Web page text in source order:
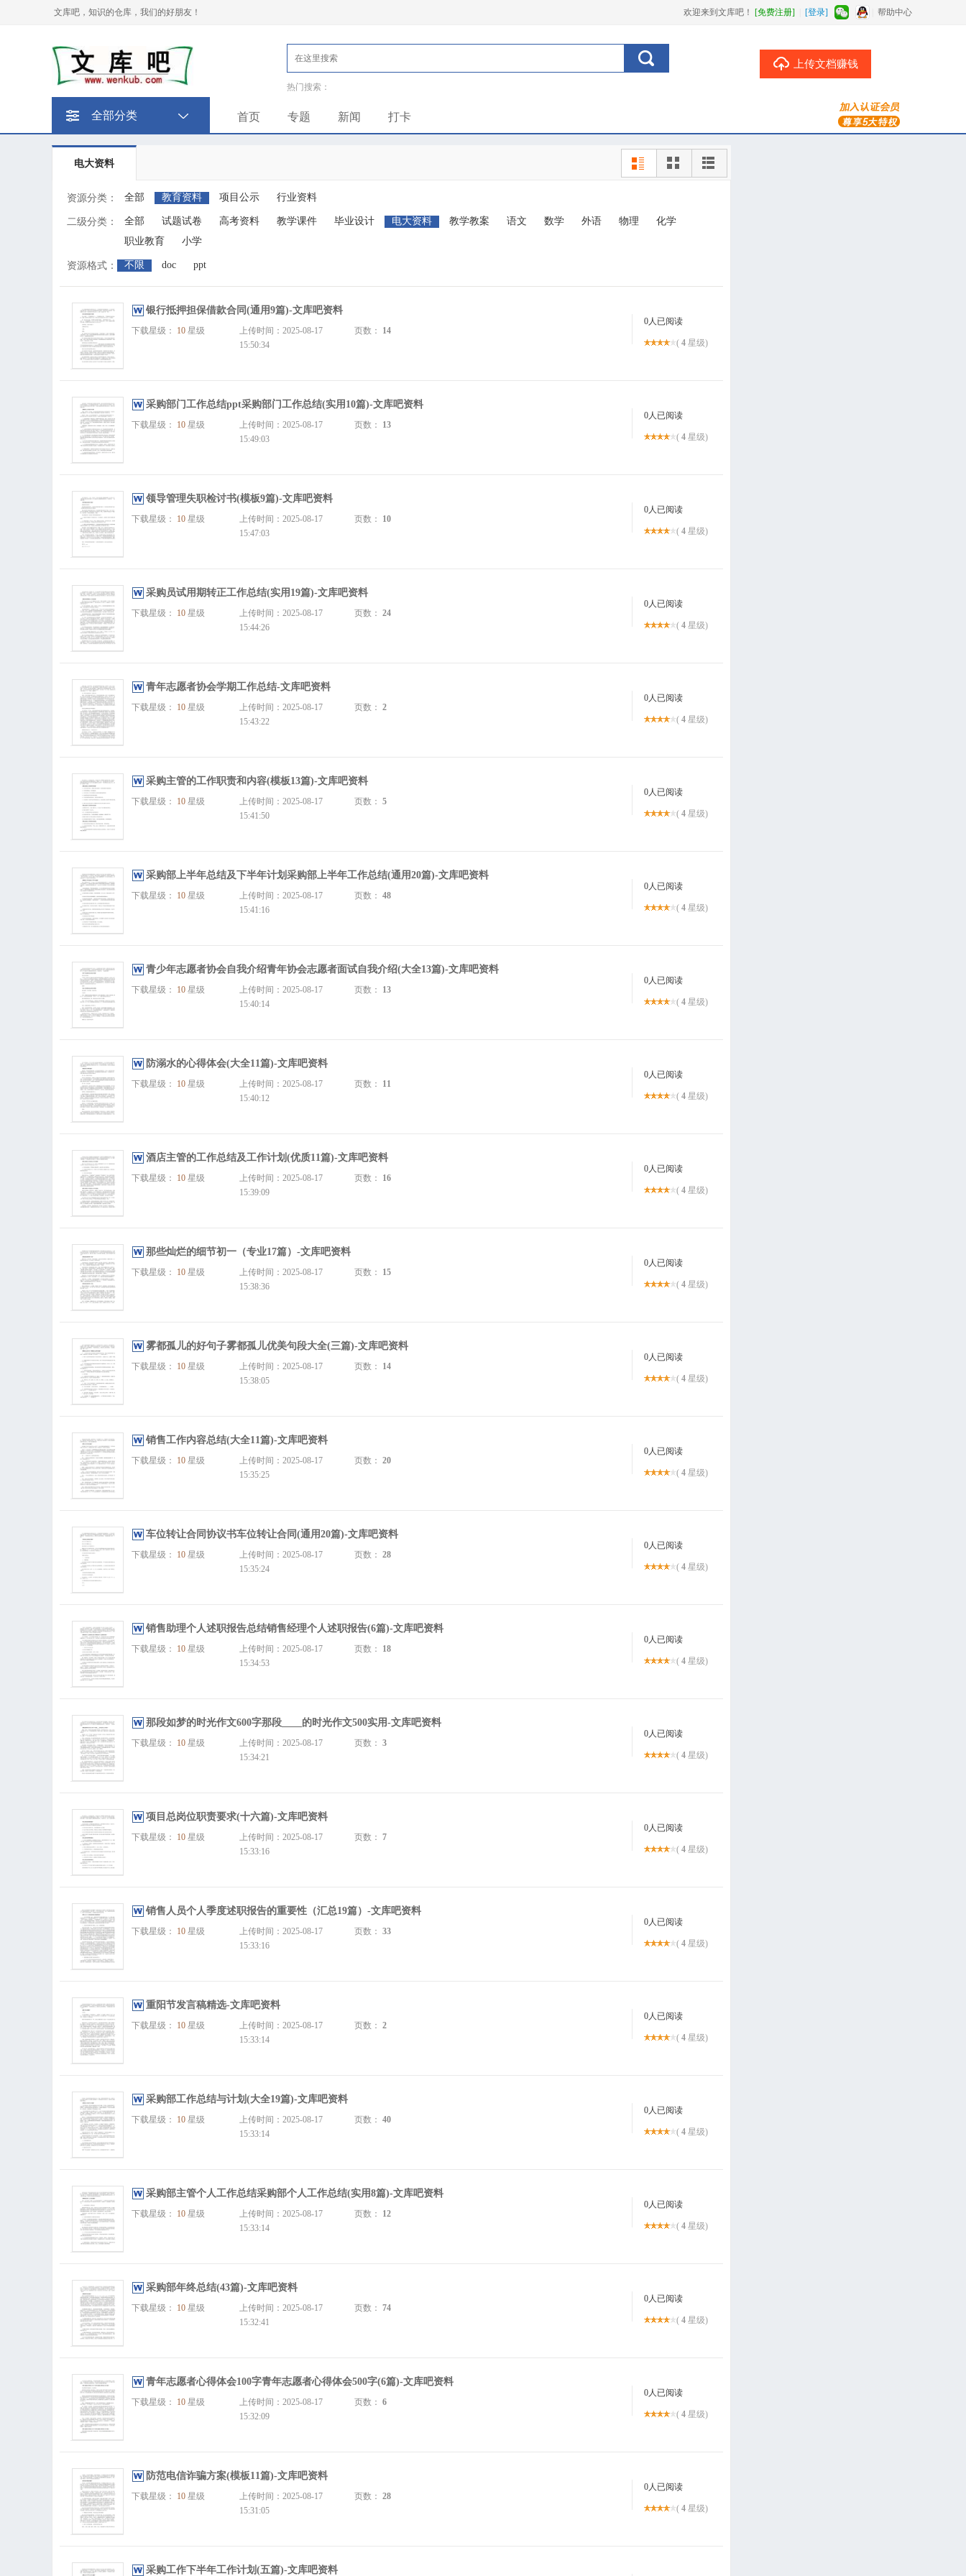
欢迎来到文库吧！ [免费注册] [登录] 帮助中心
文库吧，知识的仓库，我们的好朋友！
热门搜索：
上传文档赚钱
全部分类 首页 专题 新闻 打卡
电大资料
资源分类： 全部 教育资料 项目公示 行业资料
二级分类： 全部 试题试卷 高考资料 教学课件 毕业设计 电大资料 教学教案 语文 数学 外语 物理
化学
职业教育
小学
资源格式： 不限 doc ppt
银行抵押担保借款合同(通用9篇)-文库吧资料
下载星级： 10 星级
上传时间：2025-08-17
15:50:34
页数： 14
0人已阅读
( 4 星级)
采购部门工作总结ppt采购部门工作总结(实用10篇)-文库吧资料
下载星级： 10 星级
上传时间：2025-08-17
15:49:03
页数： 13
0人已阅读
( 4 星级)
领导管理失职检讨书(模板9篇)-文库吧资料
下载星级： 10 星级
上传时间：2025-08-17
15:47:03
页数： 10
0人已阅读
( 4 星级)
采购员试用期转正工作总结(实用19篇)-文库吧资料
下载星级： 10 星级
上传时间：2025-08-17
15:44:26
页数： 24
0人已阅读
( 4 星级)
青年志愿者协会学期工作总结-文库吧资料
下载星级： 10 星级
上传时间：2025-08-17
15:43:22
页数： 2
0人已阅读
( 4 星级)
采购主管的工作职责和内容(模板13篇)-文库吧资料
下载星级： 10 星级
上传时间：2025-08-17
15:41:50
页数： 5
0人已阅读
( 4 星级)
采购部上半年总结及下半年计划采购部上半年工作总结(通用20篇)-文库吧资料
下载星级： 10 星级
上传时间：2025-08-17
15:41:16
页数： 48
0人已阅读
( 4 星级)
青少年志愿者协会自我介绍青年协会志愿者面试自我介绍(大全13篇)-文库吧资料
下载星级： 10 星级
上传时间：2025-08-17
15:40:14
页数： 13
0人已阅读
( 4 星级)
防溺水的心得体会(大全11篇)-文库吧资料
下载星级： 10 星级
上传时间：2025-08-17
15:40:12
页数： 11
0人已阅读
( 4 星级)
酒店主管的工作总结及工作计划(优质11篇)-文库吧资料
下载星级： 10 星级
上传时间：2025-08-17
15:39:09
页数： 16
0人已阅读
( 4 星级)
那些灿烂的细节初一（专业17篇）-文库吧资料
下载星级： 10 星级
上传时间：2025-08-17
15:38:36
页数： 15
0人已阅读
( 4 星级)
雾都孤儿的好句子雾都孤儿优美句段大全(三篇)-文库吧资料
下载星级： 10 星级
上传时间：2025-08-17
15:38:05
页数： 14
0人已阅读
( 4 星级)
销售工作内容总结(大全11篇)-文库吧资料
下载星级： 10 星级
上传时间：2025-08-17
15:35:25
页数： 20
0人已阅读
( 4 星级)
车位转让合同协议书车位转让合同(通用20篇)-文库吧资料
下载星级： 10 星级
上传时间：2025-08-17
15:35:24
页数： 28
0人已阅读
( 4 星级)
销售助理个人述职报告总结销售经理个人述职报告(6篇)-文库吧资料
下载星级： 10 星级
上传时间：2025-08-17
15:34:53
页数： 18
0人已阅读
( 4 星级)
那段如梦的时光作文600字那段____的时光作文500实用-文库吧资料
下载星级： 10 星级
上传时间：2025-08-17
15:34:21
页数： 3
0人已阅读
( 4 星级)
项目总岗位职责要求(十六篇)-文库吧资料
下载星级： 10 星级
上传时间：2025-08-17
15:33:16
页数： 7
0人已阅读
( 4 星级)
销售人员个人季度述职报告的重要性（汇总19篇）-文库吧资料
下载星级： 10 星级
上传时间：2025-08-17
15:33:16
页数： 33
0人已阅读
( 4 星级)
重阳节发言稿精选-文库吧资料
下载星级： 10 星级
上传时间：2025-08-17
15:33:14
页数： 2
0人已阅读
( 4 星级)
采购部工作总结与计划(大全19篇)-文库吧资料
下载星级： 10 星级
上传时间：2025-08-17
15:33:14
页数： 40
0人已阅读
( 4 星级)
采购部主管个人工作总结采购部个人工作总结(实用8篇)-文库吧资料
下载星级： 10 星级
上传时间：2025-08-17
15:33:14
页数： 12
0人已阅读
( 4 星级)
采购部年终总结(43篇)-文库吧资料
下载星级： 10 星级
上传时间：2025-08-17
15:32:41
页数： 74
0人已阅读
( 4 星级)
青年志愿者心得体会100字青年志愿者心得体会500字(6篇)-文库吧资料
下载星级： 10 星级
上传时间：2025-08-17
15:32:09
页数： 6
0人已阅读
( 4 星级)
防范电信诈骗方案(模板11篇)-文库吧资料
下载星级： 10 星级
上传时间：2025-08-17
15:31:05
页数： 28
0人已阅读
( 4 星级)
采购工作下半年工作计划(五篇)-文库吧资料